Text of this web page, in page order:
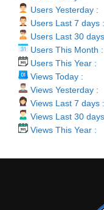
Users Yesterday :
Users Last 7 days :
Users Last 30
Users This Month :
Users This Year :
Views Today :
Views Yesterday :
Views Last 7 days :
Views Last 30
Views This Year :